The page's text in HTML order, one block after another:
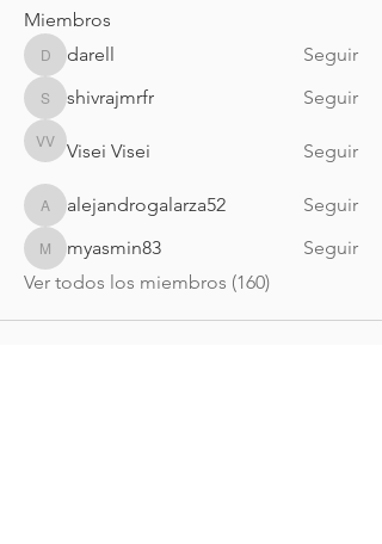
Miembros
darelldarell Seguir
shivrajmrfr
shivrajmrfr Seguir
Visei Visei
Visei Visei Seguir
alejandrogalarza52
alejandrogalarza52 Seguir
myasmin83
myasmin83
Seguir
Ver todos los miembros (160)